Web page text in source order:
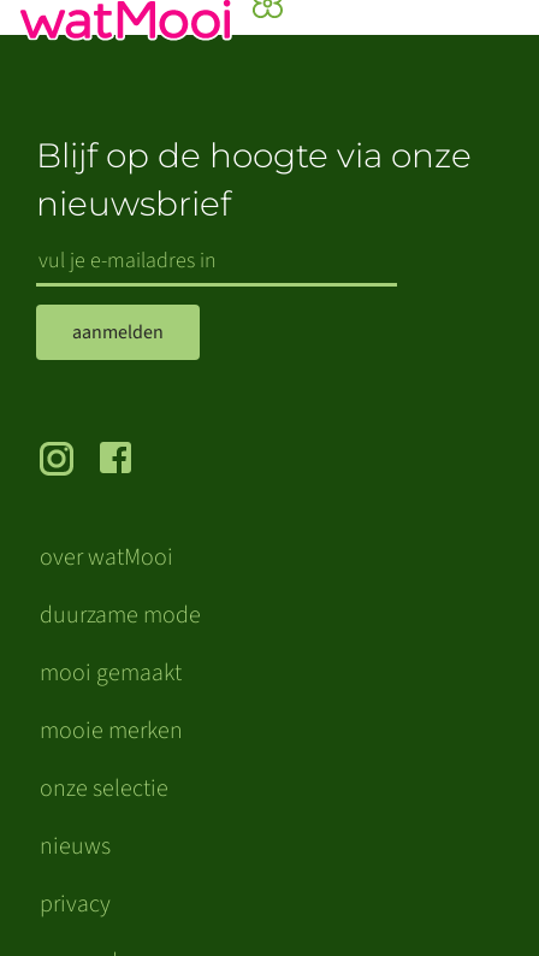
over watMooi
duurzame mode
mooi gemaakt
mooie merken
onze selectie
nieuws
privacy
Blijf op de hoogte via onze
nieuwsbrief
aanmelden